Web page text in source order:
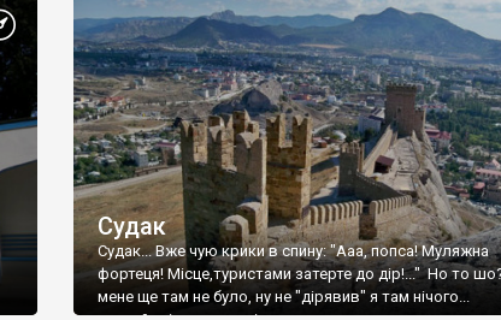
Судак
Судак... Вже чую крики в спину: "Ааа, попса! Муляжна
фортеця! Місце,туристами затерте до дір!..." Но то
мене ще там не було, ну не "дірявив" я там нічого...